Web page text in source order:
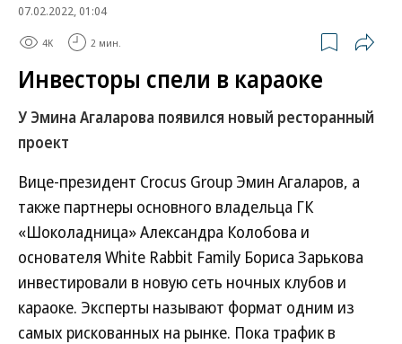
07.02.2022, 01:04
4K 2 мин.
Инвесторы спели в караоке
У Эмина Агаларова появился новый ресторанный
проект
Вице-президент Crocus Group Эмин Агаларов, а
также партнеры основного владельца ГК
«Шоколадница» Александра Колобова и
основателя White Rabbit Family Бориса Зарькова
инвестировали в новую сеть ночных клубов и
караоке. Эксперты называют формат одним из
самых рискованных на рынке. Пока трафик в